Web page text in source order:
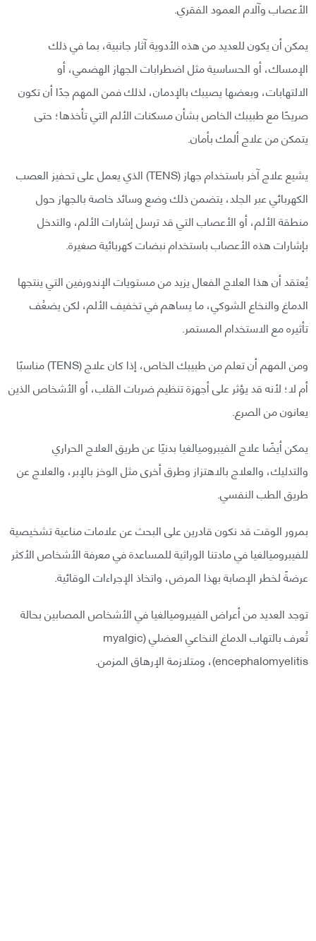
الأعصاب وآلام العمود الفقري.
يمكن أن يكون للعديد من هذه الأدوية آثار جانبية، بما في ذلك
الإمساك، أو الحساسية مثل اضطرابات الجهاز الهضمي، أو
الالتهابات، وبعضها يصيبك بالإدمان، لذلك فمن المهم جدًا أن تكون
صريحًا مع طبيبك الخاص بشأن مسكنات الألم التي تأخذها؛ حتى
يتمكن من علاج ألمك بأمان.
يشيع علاج آخر باستخدام جهاز (TENS) الذي يعمل على تحفيز العصب
الكهربائي عبر الجلد، يتضمن ذلك وضع وسائد خاصة بالجهاز حول
منطقة الألم، أو الأعصاب التي قد ترسل إشارات الألم، والتدخل
بإشارات هذه الأعصاب باستخدام نبضات كهربائية صغيرة.
يُعتقد أن هذا العلاج الفعال يزيد من مستويات الإندورفين التي ينتجها
الدماغ والنخاع الشوكي، ما يساهم في تخفيف الألم، لكن يضعُف
تأثيره مع الاستخدام المستمر.
ومن المهم أن تعلم من طبيبك الخاص، إذا كان علاج (TENS) مناسبًا
أم لا؛ لأنه قد يؤثر على أجهزة تنظيم ضربات القلب، أو الأشخاص الذين
يعانون من الصرع.
يمكن أيضًا علاج الفيبروميالغيا بدنيًا عن طريق العلاج الحراري
والتدليك، والعلاج بالاهتزاز وطرق أخرى مثل الوخز بالإبر، والعلاج عن
طريق الطب النفسي.
بمرور الوقت قد نكون قادرين على البحث عن علامات مناعية تشخيصية
للفيبروميالغيا في مادتنا الوراثية للمساعدة في معرفة الأشخاص الأكثر
عرضةً لخطر الإصابة بهذا المرض، واتخاذ الإجراءات الوقائية.
توجد العديد من أعراض الفيبروميالغيا في الأشخاص المصابين بحالة
تُعرف بالتهاب الدماغ النخاعي العضلي (myalgic
encephalomyelitis)، ومتلازمة الإرهاق المزمن.